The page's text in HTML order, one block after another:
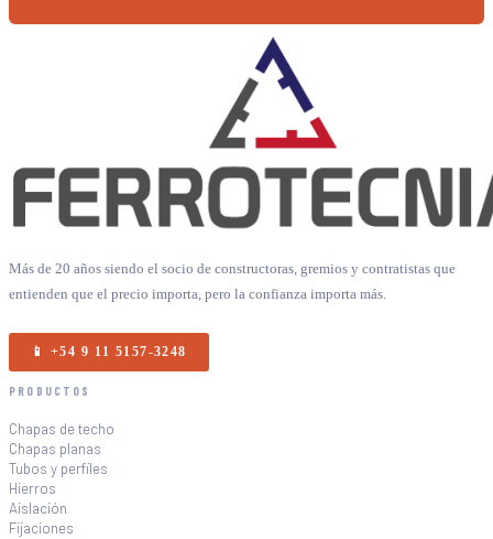
Más de 20 años siendo el socio de constructoras, gremios y contratistas que
entienden que el precio importa, pero la confianza importa más.
📱 +54 9 11 5157-3248
PRODUCTOS
Chapas de techo
Chapas planas
Tubos y perfiles
Hierros
Aislación
Fijaciones